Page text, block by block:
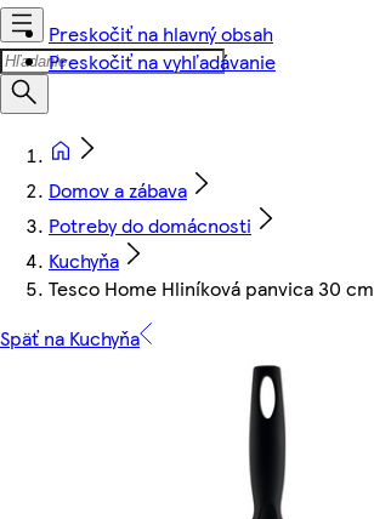
Preskočiť na hlavný obsah
Preskočiť na vyhľadávanie
Domov a zábava
Potreby do domácnosti
Kuchyňa
Tesco Home Hliníková panvica 30 cm
Späť na Kuchyňa